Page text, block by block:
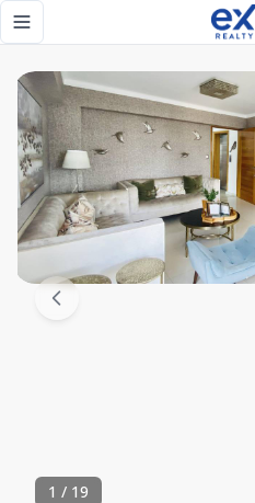
Toggle navigation menu
1 / 19
Apartamento 3 Habitaciones